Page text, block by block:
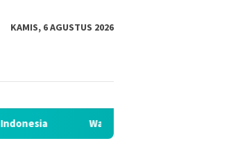
KAMIS, 6 AGUSTUS 2026
Wahdah Islamiyah Akan Kukuhkan 10.000 Guru Al-